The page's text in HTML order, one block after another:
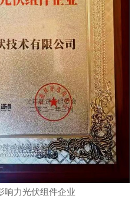
响力光伏组件企业